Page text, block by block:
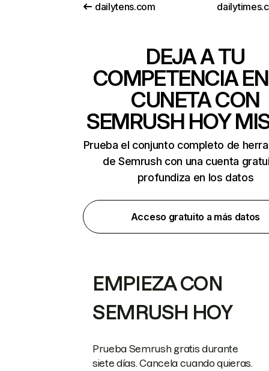
dailytens.com
DEJA A TU
COMPETENCIA
CUNETA CON
SEMRUSH HOY
Prueba el conjunto completo de
de Semrush con una cuenta
profundiza en los datos
Acceso gratuito a más datos
EMPIEZA CON
SEMRUSH HOY
Prueba Semrush gratis durante
siete días. Cancela cuando quieras.